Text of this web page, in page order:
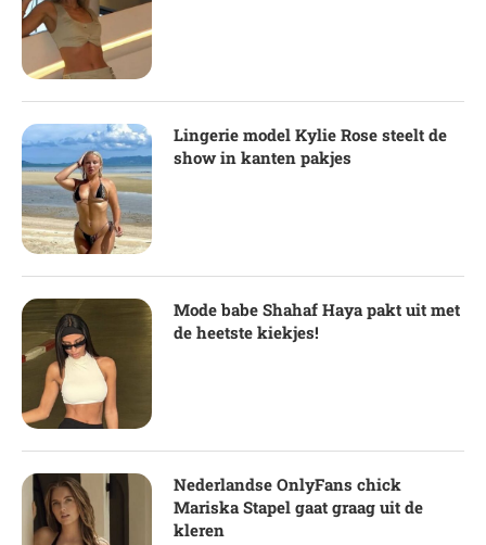
Lingerie model Kylie Rose steelt de
show in kanten pakjes
Mode babe Shahaf Haya pakt uit met
de heetste kiekjes!
Nederlandse OnlyFans chick
Mariska Stapel gaat graag uit de
kleren